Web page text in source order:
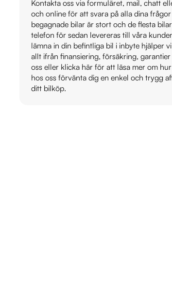
Kontakta oss via formuläret, mail, chatt
och online för att svara på alla dina
begagnade bilar är stort och de flesta
telefon för sedan levereras till våra
lämna in din befintliga bil i inbyte hjälper
allt ifrån finansiering, försäkring,
oss eller klicka här för att läsa mer om
hos oss förvänta dig en enkel och trygg
ditt bilköp.